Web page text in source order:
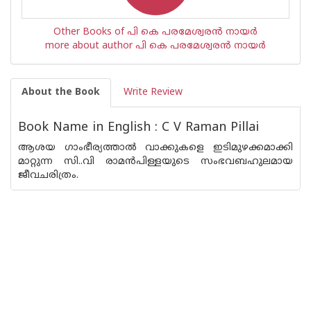
Other Books of പി കെ പരമേശ്വരന്‍ നായര്‍
more about author പി കെ പരമേശ്വരന്‍ നായര്‍
About the Book Write Review
Book Name in English : C V Raman Pillai
ആശയ ഗാംഭീര്യത്താല്‍ വാക്കുകളെ ഇടിമുഴക്കമാക്കി
മാറ്റുന്ന സി..വി രാമന്‍പിള്ളയുടെ സംഭവബഹുലമായ
ജീവചരിത്രം.